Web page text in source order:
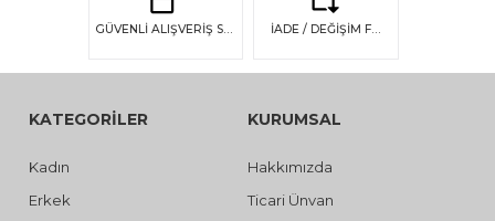
GÜVENLİ ALIŞVERİŞ SSL GÜVENLİĞİ İADE / DEĞİŞİM FIRSATI
KATEGORİLER
Kadın
Erkek
KURUMSAL
Hakkımızda
Ticari Ünvan